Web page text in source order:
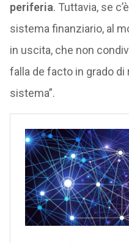
periferia. Tuttavia, se
sistema finanziario, al
in uscita, che non
falla de facto in grado di
sistema”.